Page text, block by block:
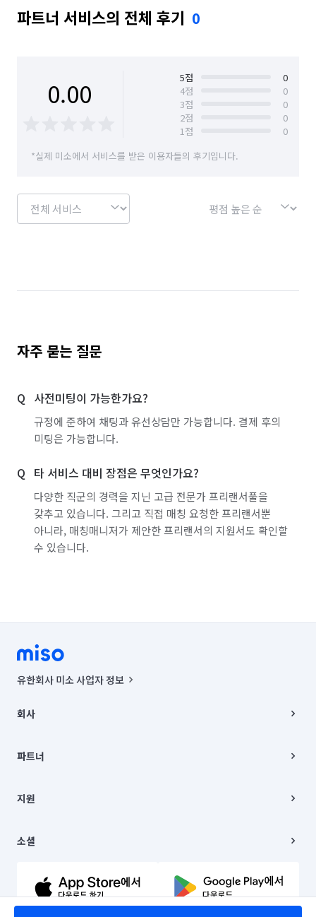
파트너 서비스의 전체 후기 0
0.00 5점
0
4점
0
3점
0
2점
0
1점
0
*실제 미소에서 서비스를 받은 이용자들의 후기입니다.
자주 묻는 질문
사전미팅이 가능한가요?
규정에 준하여 채팅과 유선상담만 가능합니다. 결제 후의
미팅은 가능합니다.
타 서비스 대비 장점은 무엇인가요?
다양한 직군의 경력을 지닌 고급 전문가 프리랜서풀을
갖추고 있습니다. 그리고 직접 매칭 요청한 프리랜서뿐
아니라, 매칭매니저가 제안한 프리랜서의 지원서도 확인할
수 있습니다.
유한회사 미소 사업자 정보
00019 |
주소 | 본사: 서울특별시 종로구 율곡로 6(중학동, 트윈트리빌딩) B동 5층
컨택센터 : 서울특별시 종로구 수송동 율곡로 24, 7층, 8층 미소
상품, 상품정보, 거래에 관한 의무와 책임은 거래당사자에게 있습니다.
언론 보도 관련 문의:
© 유한회사 미소. Miso, Inc. All Rights Reserved.
회사
채용
파트너
이사
지원
이용약관
문의하기
소셜
유튜브